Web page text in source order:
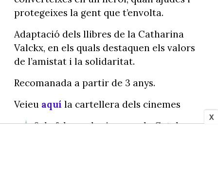
X
protegeixes la gent que t’envolta.
Adaptació dels llibres de la Catharina
Valckx, en els quals destaquen els valors
de l’amistat i la solidaritat.
Recomanada a partir de 3 anys.
Veieu aquí la cartellera dels cinemes
6 de febrer als cinemes de Catalunya.